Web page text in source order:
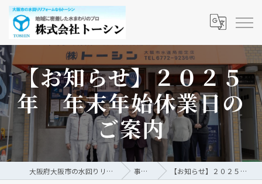
【お知らせ】２０２５
年 年末年始休業日の
ご案内
大阪府大阪市の水回りリフォームなら株式会社トーシン 事例/ブログ 【お知らせ】２０２５年 年末年始休業日のご案内